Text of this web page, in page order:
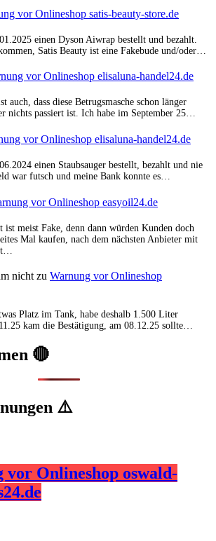
vor Onlineshop satis-beauty-store.de
einen Dyson Aiwrap bestellt und bezahlt.
Satis Beauty ist eine Fakebude und/oder…
vor Onlineshop elisaluna-handel24.de
auch, dass diese Betrugsmasche schon länger
nichts passiert ist. Ich habe im September 25…
vor Onlineshop elisaluna-handel24.de
einen Staubsauger bestellt, bezahlt und nie
war futsch und meine Bank konnte es…
vor Onlineshop easyoil24.de
ist meist Fake, denn dann würden Kunden doch
Mal kaufen, nach dem nächsten Anbieter mit
nicht zu Warnung vor Onlineshop
Platz im Tank, habe deshalb 1.500 Liter
kam die Bestätigung, am 08.12.25 sollte…
🔴
⚠️
vor Onlineshop oswald-